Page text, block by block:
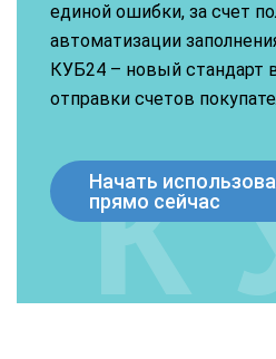
единой ошибки, за счет
автоматизации
КУБ24 – новый стандарт
отправки счетов
Начать
прямо сейчас